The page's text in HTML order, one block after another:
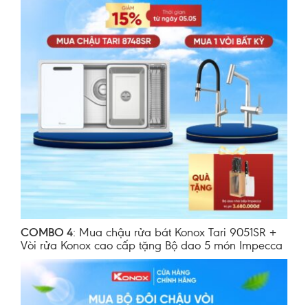
COMBO 4: Mua chậu rửa bát Konox Tari 9051SR +
Vòi rửa Konox cao cấp tặng Bộ dao 5 món Impecca